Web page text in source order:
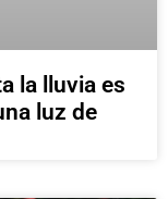
la lluvia es
luz de